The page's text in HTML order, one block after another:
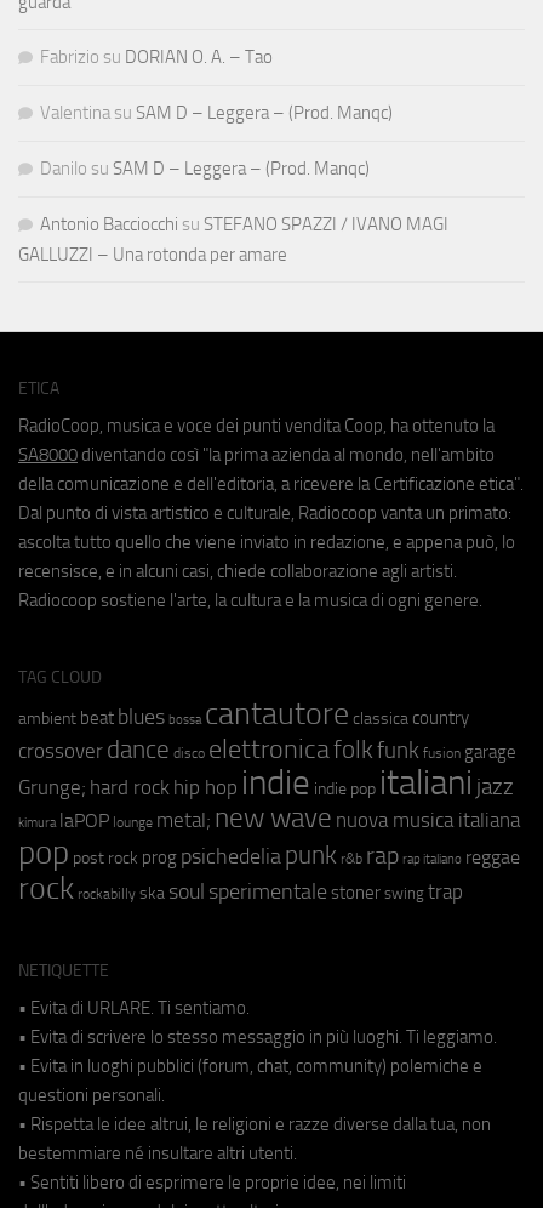
Fabrizio su DORIAN O. A. – Tao
Valentina su SAM D – Leggera – (Prod. Manqc)
Danilo su SAM D – Leggera – (Prod. Manqc)
Antonio Bacciocchi su STEFANO SPAZZI / IVANO MAGI
GALLUZZI – Una rotonda per amare
ETICA
RadioCoop, musica e voce dei punti vendita Coop, ha ottenuto la
SA8000 diventando così "la prima azienda al mondo, nell'ambito
della comunicazione e dell'editoria, a ricevere la Certificazione etica".
Dal punto di vista artistico e culturale, Radiocoop vanta un primato:
ascolta tutto quello che viene inviato in redazione, e appena può, lo
recensisce, e in alcuni casi, chiede collaborazione agli artisti.
Radiocoop sostiene l'arte, la cultura e la musica di ogni genere.
TAG CLOUD
ambient beat blues bossa cantautore classica country
crossover dance disco elettronicafolkfunk fusion garage
Grunge; hard rock hip hop indie indie pop italiani jazz
kimura laPOP lounge metal; new wave nuova musica italiana
pop post rock prog psichedeliapunk r&b rap rap italiano reggae
rock rockabilly ska soul sperimentale stoner swing trap
NETIQUETTE
• Evita di URLARE. Ti sentiamo.
• Evita di scrivere lo stesso messaggio in più luoghi. Ti leggiamo.
• Evita in luoghi pubblici (forum, chat, community) polemiche e
questioni personali.
• Rispetta le idee altrui, le religioni e razze diverse dalla tua, non
bestemmiare né insultare altri utenti.
• Sentiti libero di esprimere le proprie idee, nei limiti